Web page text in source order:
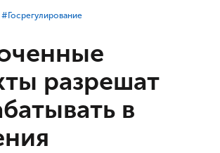
#⁣Госрегулирование
разрешат
в